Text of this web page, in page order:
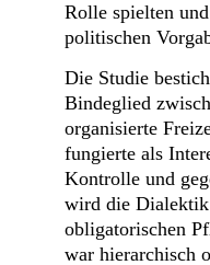
Rolle spielten
politischen
Die Studie
Bindeglied
organisierte
fungierte als
Kontrolle und
wird die
obligatorischen
war hierarchisch